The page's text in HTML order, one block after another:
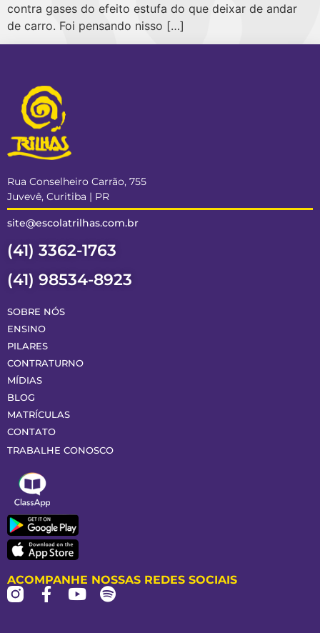
contra gases do efeito estufa do que deixar de andar
de carro. Foi pensando nisso […]
Rua Conselheiro Carrão, 755
Juvevê, Curitiba | PR
site@escolatrilhas.com.br
(41) 3362-1763
(41) 98534-8923
SOBRE NÓS
ENSINO
PILARES
CONTRATURNO
MÍDIAS
BLOG
MATRÍCULAS
CONTATO
TRABALHE CONOSCO
ACOMPANHE NOSSAS REDES SOCIAIS